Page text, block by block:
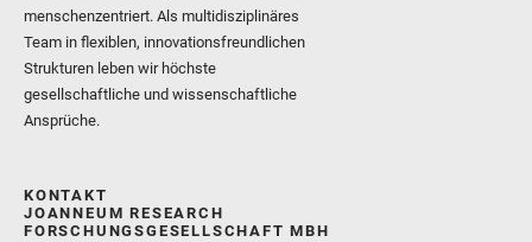
menschenzentriert. Als multidisziplinäres
Team in flexiblen, innovationsfreundlichen
Strukturen leben wir höchste
gesellschaftliche und wissenschaftliche
Ansprüche.
KONTAKT
JOANNEUM RESEARCH
FORSCHUNGSGESELLSCHAFT MBH